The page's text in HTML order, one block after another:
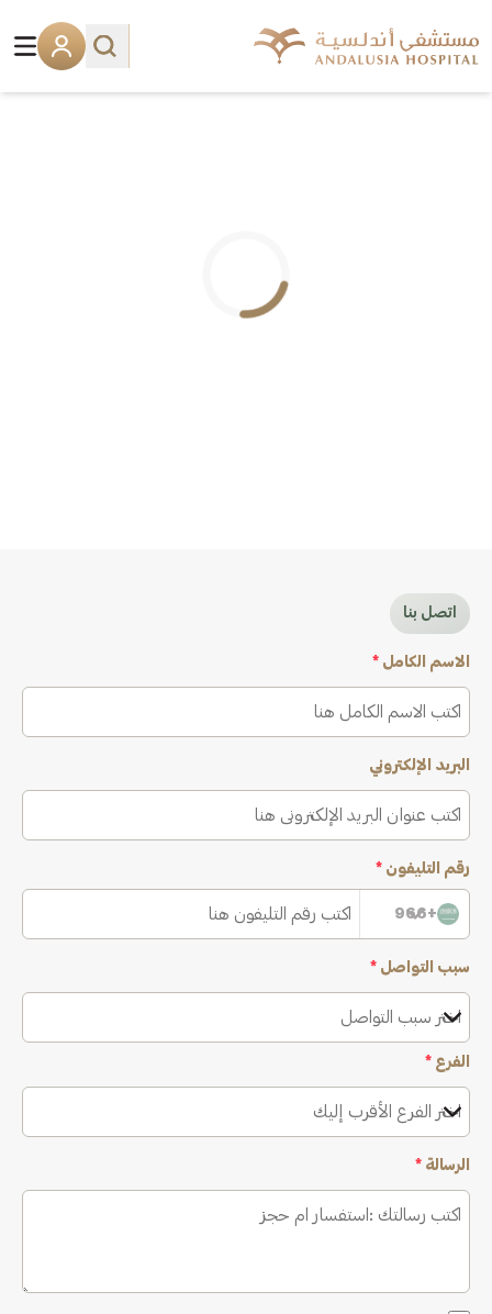
اتصل بنا
الاسم الكامل *
البريد الإلكتروني
رقم التليفون *
+966
سبب التواصل *
اختر سبب التواصل
الفرع *
اختر الفرع الأقرب إليك
الرسالة *